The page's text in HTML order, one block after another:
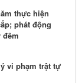
thực hiện
phát động
đêm
vi phạm trật tự